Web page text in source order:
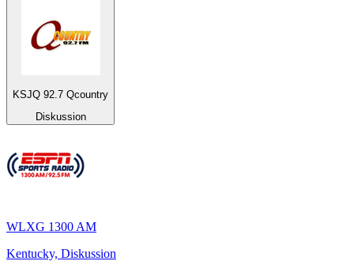
KSJQ 92.7 Qcountry
Diskussion
WLXG 1300 AM
Kentucky, Diskussion